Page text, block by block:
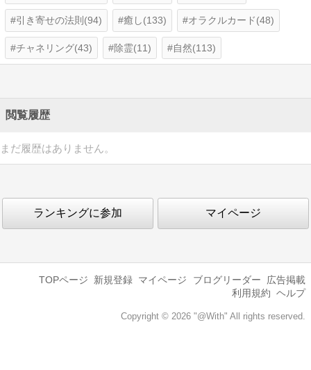
引き寄せの法則(94) 癒し(133) オラクルカード(48)
チャネリング(43) 除霊(11) 自然(113)
閲覧履歴
まだ履歴はありません。
ランキングに参加 マイページ
TOPページ 新規登録 マイページ ブログリーダー
広告掲載
利用規約 ヘルプ
Copyright © 2026 "@With" All rights reserved.